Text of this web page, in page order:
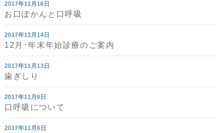
2017年11月16日
お口ぽかんと口呼吸
2017年11月14日
12月･年末年始診療のご案内
2017年11月13日
歯ぎしり
2017年11月9日
口呼吸について
2017年11月6日